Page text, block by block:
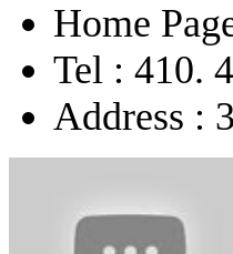
Home
Tel : 410.
Address :